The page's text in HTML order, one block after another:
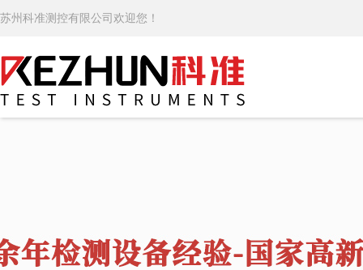
苏州科准测控有限公司欢迎您！